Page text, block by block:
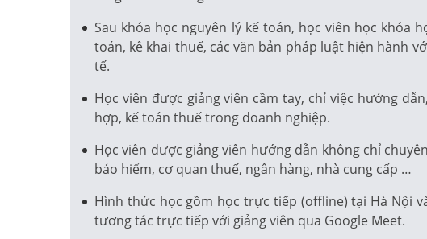
Sau khóa học nguyên lý kế toán, học viên học
toán, kê khai thuế, các văn bản pháp luật hiện hành
tế.
Học viên được giảng viên cầm tay, chỉ việc hướng
hợp, kế toán thuế trong doanh nghiệp.
Học viên được giảng viên hướng dẫn không chỉ
bảo hiểm, cơ quan thuế, ngân hàng, nhà cung cấp …
Hình thức học gồm học trực tiếp (offline) tại Hà Nội
tương tác trực tiếp với giảng viên qua Google Meet.